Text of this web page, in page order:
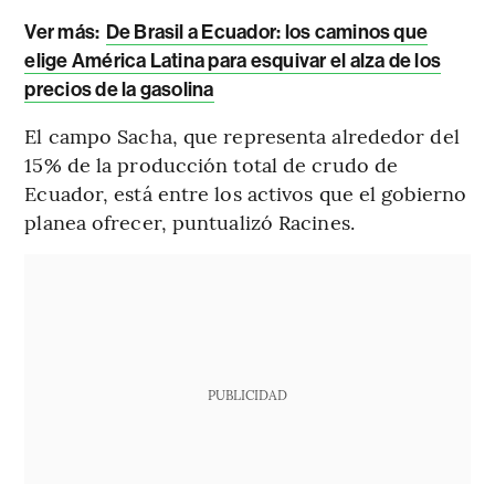
Ver más: De Brasil a Ecuador: los caminos que
elige América Latina para esquivar el alza de los
precios de la gasolina
El campo Sacha, que representa alrededor del
15% de la producción total de crudo de
Ecuador, está entre los activos que el gobierno
planea ofrecer, puntualizó Racines.
PUBLICIDAD